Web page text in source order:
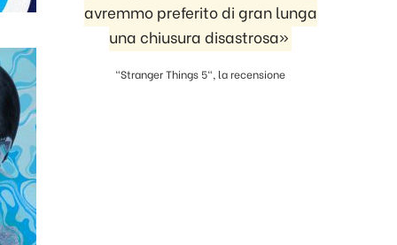
avremmo preferito di gran lunga
una chiusura disastrosa»
"Stranger Things 5", la recensione